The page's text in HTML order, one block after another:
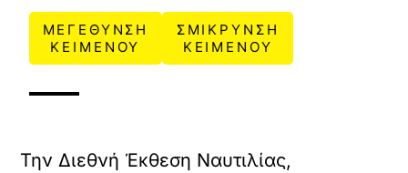
ΜΕΓΕΘΥΝΣΗ
ΚΕΙΜΕΝΟΥ
ΣΜΙΚΡΥΝΣΗ
ΚΕΙΜΕΝΟΥ
Την Διεθνή Έκθεση Ναυτιλίας,